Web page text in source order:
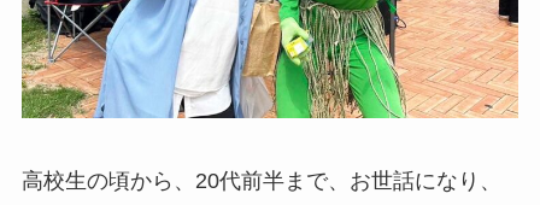
高校生の頃から、20代前半まで、お世話になり、